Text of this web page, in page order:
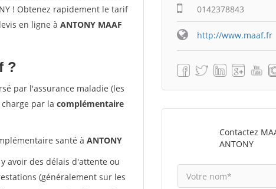
! Obtenez rapidement le tarif
en ligne à ANTONY MAAF
?
par l'assurance maladie (les
par la complémentaire
santé à ANTONY
avoir des délais d'attente ou
(généralement sur les
0142378843
http://www.maaf.fr
Contactez
ANTONY